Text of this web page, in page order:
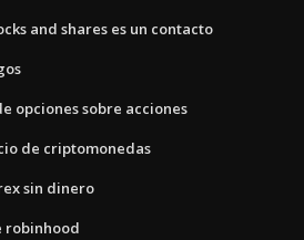
and shares es un contacto
opciones sobre acciones
de criptomonedas
sin dinero
robinhood